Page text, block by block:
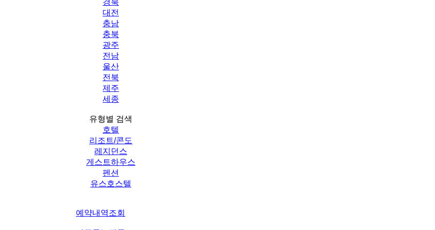
경북
대전
충남
충북
광주
전남
울산
전북
제주
세종
유형별 검색
호텔
리조트/콘도
레지던스
게스트하우스
펜션
유스호스텔
예약내역조회